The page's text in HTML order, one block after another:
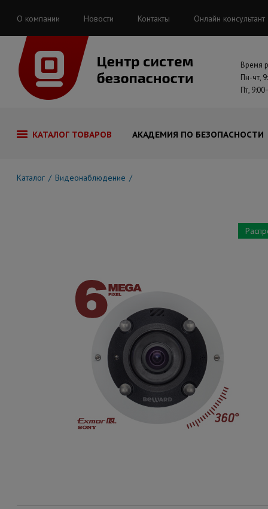
О компании Новости Контакты Онлайн консультант
Время
Пн-чт,
Пт,
КАТАЛОГ ТОВАРОВ АКАДЕМИЯ ПО БЕЗОПАСНОСТИ
Каталог Видеонаблюдение